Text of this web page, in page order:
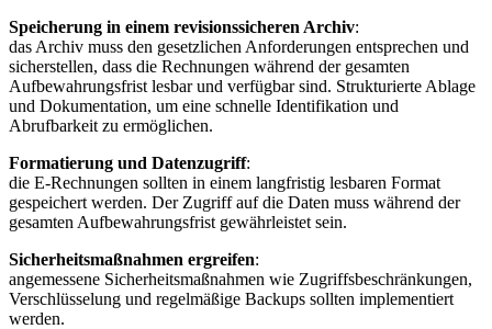
Speicherung in einem revisionssicheren Archiv:
das Archiv muss den gesetzlichen Anforderungen entsprechen und
sicherstellen, dass die Rechnungen während der gesamten
Aufbewahrungsfrist lesbar und verfügbar sind. Strukturierte Ablage
und Dokumentation, um eine schnelle Identifikation und
Abrufbarkeit zu ermöglichen.
Formatierung und Datenzugriff:
die E-Rechnungen sollten in einem langfristig lesbaren Format
gespeichert werden. Der Zugriff auf die Daten muss während der
gesamten Aufbewahrungsfrist gewährleistet sein.
Sicherheitsmaßnahmen ergreifen:
angemessene Sicherheitsmaßnahmen wie Zugriffsbeschränkungen,
Verschlüsselung und regelmäßige Backups sollten implementiert
werden.